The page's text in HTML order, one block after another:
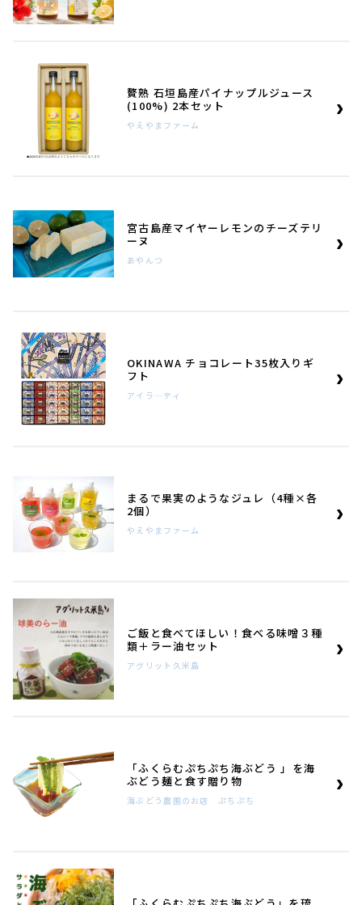
贅熟 石垣島産パイナップルジュース
(100%) 2本セット
やえやまファーム
宮古島産マイヤーレモンのチーズテリ
ーヌ
あやんつ
OKINAWA チョコレート35枚入りギ
フト
アイラ―ティ
まるで果実のようなジュレ（4種×各
2個）
やえやまファーム
ご飯と食べてほしい！食べる味噌３種
類＋ラー油セット
アグリット久米島
「ふくらむぷちぷち海ぶどう 」を海
ぶどう麺と食す贈り物
海ぶどう農園のお店 ぷちぷち